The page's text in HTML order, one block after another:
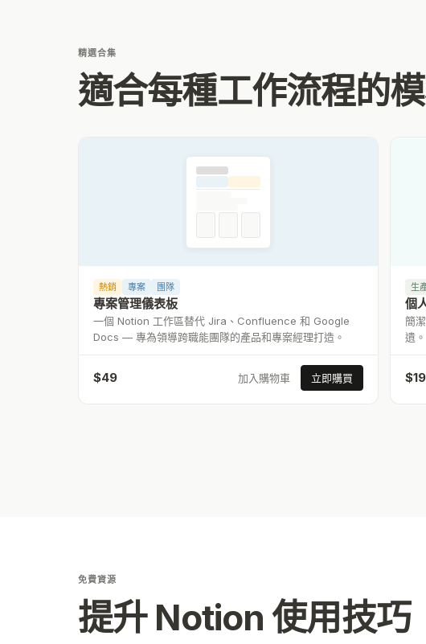
精選合集
適合每種工作流程的
熱銷 專案 團隊
專案管理儀表板
一個 Notion 工作區替代 Jira、Confluence 和 Google
Docs — 專為領導跨職能團隊的產品和專案經理打造。
$49 加入購物車 立即購買
生
個
簡
遺。
$19
免費資源
提升 Notion 使用技巧